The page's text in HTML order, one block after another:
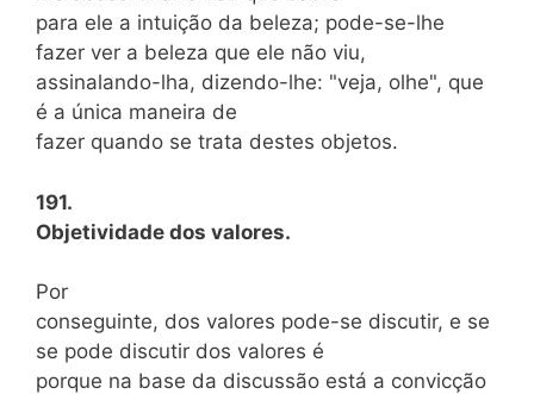
para ele a intuição da beleza; pode-se-lhe
fazer ver a beleza que ele não viu,
assinalando-lha, dizendo-lhe: "veja, olhe", que
é a única maneira de
fazer quando se trata destes objetos.
191.
Objetividade dos valores.
Por
conseguinte, dos valores pode-se discutir, e se
se pode discutir dos valores é
porque na base da discussão está a convicção